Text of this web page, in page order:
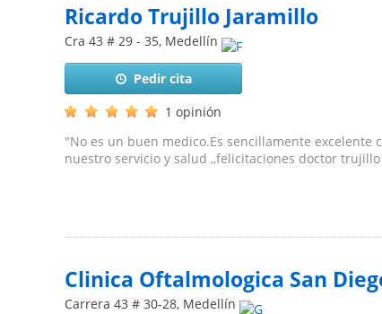
Ricardo Trujillo Jaramillo
Cra 43 # 29 - 35, Medellín
Pedir cita
1 opinión
"No es un buen medico.Es sencillamente
nuestro servicio y salud ,,felicitaciones doctor
Clinica Oftalmologica San
Carrera 43 # 30-28, Medellín